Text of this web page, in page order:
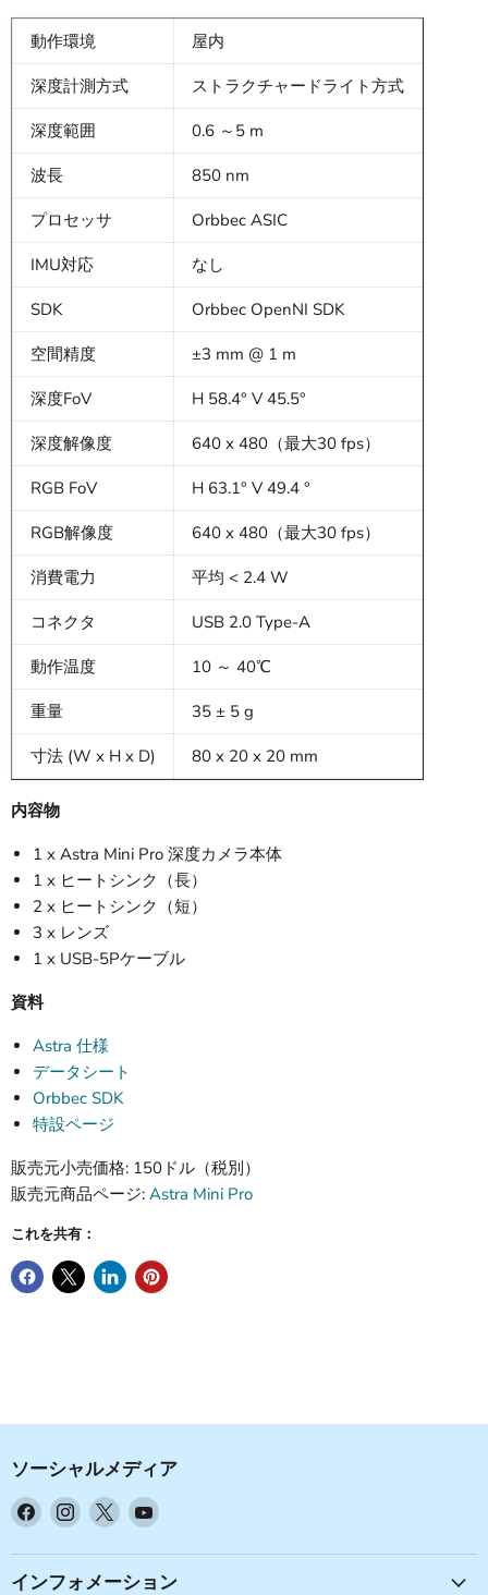
動作環境 屋内
深度計測方式 ストラクチャードライト方式
深度範囲 0.6 ～5 m
波長 850 nm
プロセッサ Orbbec ASIC
IMU対応 なし
SDK Orbbec OpenNI SDK
空間精度 ±3 mm @ 1 m
深度FoV H 58.4° V 45.5°
深度解像度 640 x 480（最大30 fps）
RGB FoV H 63.1° V 49.4 °
RGB解像度 640 x 480（最大30 fps）
消費電力 平均 < 2.4 W
コネクタ USB 2.0 Type-A
動作温度 10 ～ 40℃
重量 35 ± 5 g
寸法 (W x H x D) 80 x 20 x 20 mm
内容物
1 x Astra Mini Pro 深度カメラ本体
1 x ヒートシンク（長）
2 x ヒートシンク（短）
3 x レンズ
1 x USB-5Pケーブル
資料
Astra 仕様
データシート
Orbbec SDK
特設ページ
販売元小売価格: 150ドル（税別）
販売元商品ページ: Astra Mini Pro
これを共有：
ソーシャルメディア
Facebook
見
つ
Instagram
見
つ
X
見
つ
YouTube
見
つ
インフォメーション